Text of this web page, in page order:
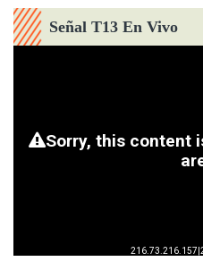
Señal T13 En Vivo